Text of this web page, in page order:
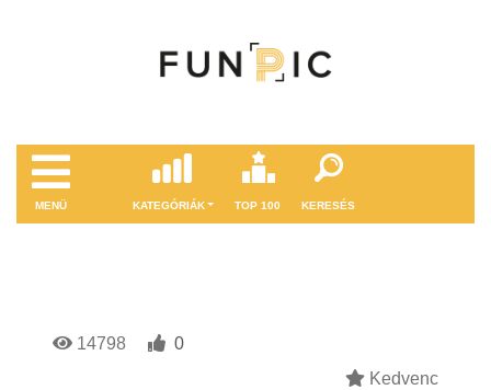
MENÜ KATEGÓRIÁK TOP 100 KERESÉS
14798
0
Kedvenc